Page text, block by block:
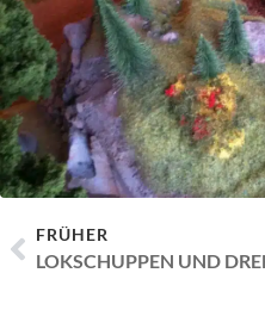
FRÜHER
LOKSCHUPPEN UND